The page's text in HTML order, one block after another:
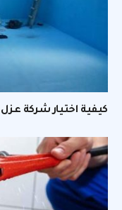
كيفية اختيار شركة عزل